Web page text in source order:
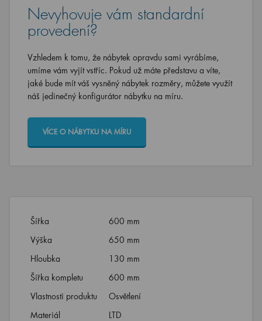
Nevyhovuje vám standardní
provedení?
Vzhledem k tomu, že nábytek opravdu sami vyrábíme,
umíme vám vyjít vstříc. Pokud už máte představu a víte,
jaké bude mít váš vysněný nábytek rozměry, můžete využít
náš jedinečný konfigurátor nábytku na míru.
VÍCE O NÁBYTKU NA MÍRU
Šířka
600 mm
Výška
650 mm
Hloubka
130 mm
Šířka kompletu
600 mm
Vlastnosti produktu
Osvětlení
Materiál
LTD